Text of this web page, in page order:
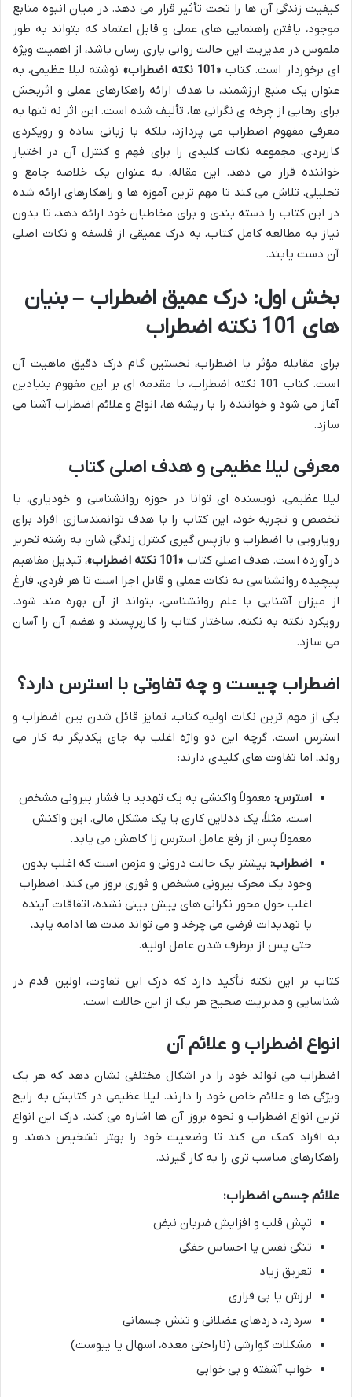
کیفیت زندگی آن ها را تحت تأثیر قرار می دهد. در میان انبوه منابع
موجود، یافتن راهنمایی های عملی و قابل اعتماد که بتواند به طور
ملموس در مدیریت این حالت روانی یاری رسان باشد، از اهمیت ویژه
ای برخوردار است. کتاب «101 نکته اضطراب»
نوشته لیلا عظیمی، به
عنوان یک منبع ارزشمند، با هدف ارائه راهکارهای عملی و اثربخش
برای رهایی از چرخه ی نگرانی ها، تألیف شده است. این اثر نه تنها به
معرفی مفهوم اضطراب می پردازد، بلکه با زبانی ساده و رویکردی
کاربردی، مجموعه نکات کلیدی را برای فهم و کنترل آن در اختیار
خواننده قرار می دهد. این مقاله، به عنوان یک خلاصه جامع و
تحلیلی، تلاش می کند تا مهم ترین آموزه ها و راهکارهای ارائه شده
در این کتاب را دسته بندی و برای مخاطبان خود ارائه دهد، تا بدون
نیاز به مطالعه کامل کتاب، به درک عمیقی از فلسفه و نکات اصلی
آن دست یابند.
بخش اول: درک عمیق اضطراب – بنیان
های 101 نکته اضطراب
برای مقابله مؤثر با اضطراب، نخستین گام درک دقیق ماهیت آن
است. کتاب 101 نکته اضطراب، با مقدمه ای بر این مفهوم بنیادین
آغاز می شود و خواننده را با ریشه ها، انواع و علائم اضطراب آشنا می
سازد.
معرفی لیلا عظیمی و هدف اصلی کتاب
لیلا عظیمی، نویسنده ای توانا در حوزه روانشناسی و خودیاری، با
تخصص و تجربه خود، این کتاب را با هدف توانمندسازی افراد برای
رویارویی با اضطراب و بازپس گیری کنترل زندگی شان به رشته تحریر
درآورده است. هدف اصلی کتاب «101 نکته اضطراب»
، تبدیل مفاهیم
پیچیده روانشناسی به نکات عملی و قابل اجرا است تا هر فردی، فارغ
از میزان آشنایی با علم روانشناسی، بتواند از آن بهره مند شود.
رویکرد نکته به نکته، ساختار کتاب را کاربرپسند و هضم آن را آسان
می سازد.
اضطراب چیست و چه تفاوتی با استرس دارد؟
یکی از مهم ترین نکات اولیه کتاب، تمایز قائل شدن بین اضطراب و
استرس است. گرچه این دو واژه اغلب به جای یکدیگر به کار می
روند، اما تفاوت های کلیدی دارند:
استرس: معمولاً واکنشی به یک تهدید یا فشار بیرونی مشخص
است. مثلاً، یک ددلاین کاری یا یک مشکل مالی. این واکنش
معمولاً پس از رفع عامل استرس زا کاهش می یابد.
اضطراب: بیشتر یک حالت درونی و مزمن است که اغلب بدون
وجود یک محرک بیرونی مشخص و فوری بروز می کند. اضطراب
اغلب حول محور نگرانی های پیش بینی نشده، اتفاقات آینده
یا تهدیدات فرضی می چرخد و می تواند مدت ها ادامه یابد،
حتی پس از برطرف شدن عامل اولیه.
کتاب بر این نکته تأکید دارد که درک این تفاوت، اولین قدم در
شناسایی و مدیریت صحیح هر یک از این حالات است.
انواع اضطراب و علائم آن
اضطراب می تواند خود را در اشکال مختلفی نشان دهد که هر یک
ویژگی ها و علائم خاص خود را دارند. لیلا عظیمی در کتابش به رایج
ترین انواع اضطراب و نحوه بروز آن ها اشاره می کند. درک این انواع
به افراد کمک می کند تا وضعیت خود را بهتر تشخیص دهند و
راهکارهای مناسب تری را به کار گیرند.
علائم جسمی اضطراب:
تپش قلب و افزایش ضربان نبض
تنگی نفس یا احساس خفگی
تعریق زیاد
لرزش یا بی قراری
سردرد، دردهای عضلانی و تنش جسمانی
مشکلات گوارشی (ناراحتی معده، اسهال یا یبوست)
خواب آشفته و بی خوابی